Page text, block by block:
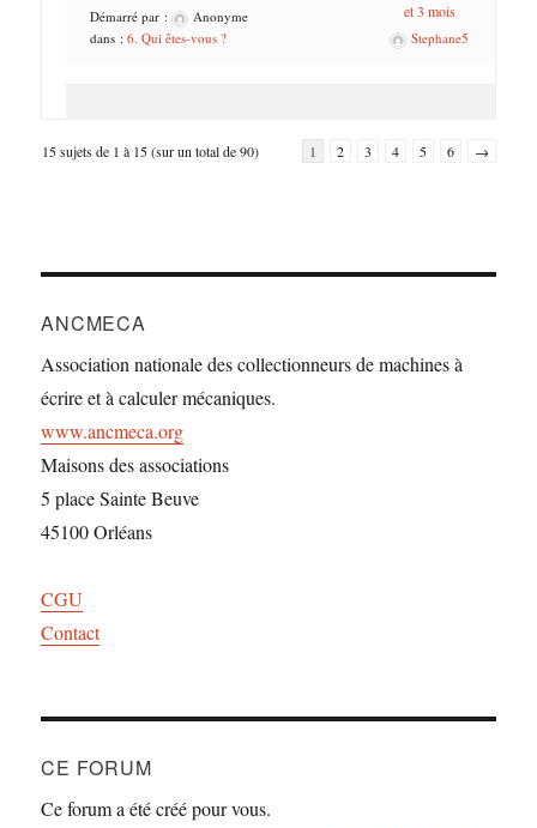
Démarré par :
Anonyme
dans :6. Qui êtes-vous ?
et 3 mois
Stephane5
15 sujets de 1 à 15 (sur un total de 90) 1 2 3 4 5 6 →
ANCMECA
Association nationale des collectionneurs de machines à
écrire et à calculer mécaniques.
www.ancmeca.org
Maisons des associations
5 place Sainte Beuve
45100 Orléans
CGU
Contact
CE FORUM
Ce forum a été créé pour vous.